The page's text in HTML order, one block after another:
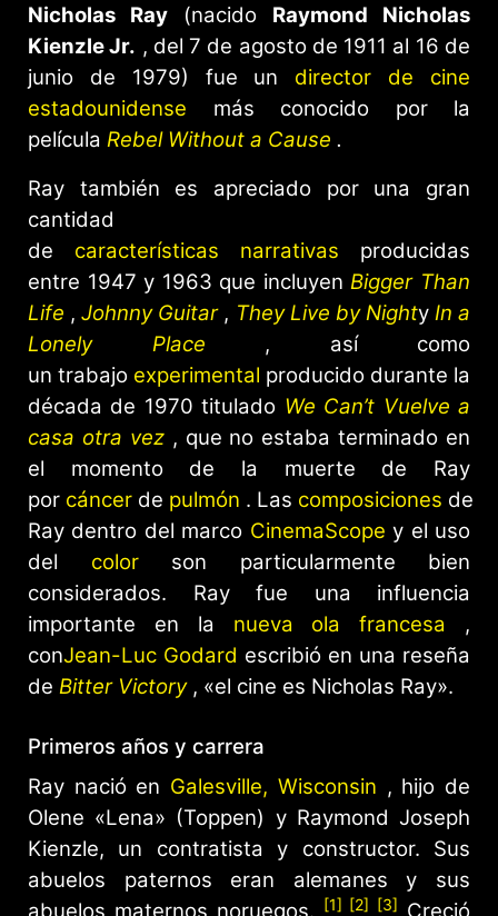
Nicholas Ray (nacido Raymond Nicholas
Kienzle Jr. , del 7 de agosto de 1911 al 16 de
junio de 1979) fue un director de cine
estadounidense más conocido por la
película Rebel Without a Cause .
Ray también es apreciado por una gran
cantidad
de características narrativas producidas
entre 1947 y 1963 que incluyenBigger Than
Life ,Johnny Guitar, They Live by Nighty In a
Lonely Place , así como
un trabajo experimental producido durante la
década de 1970 titulado We Can’t Vuelve a
casa otra vez, que no estaba terminado en
el momento de la muerte de Ray
por cáncer de pulmón . Las composiciones de
Ray dentro del marco CinemaScope y el uso
del colorson particularmente bien
considerados. Ray fue una influencia
importante en la nueva ola francesa ,
conJean-Luc Godard escribió en una reseña
de Bitter Victory, «el cine es Nicholas Ray».
Primeros años y carrera
Ray nació en Galesville, Wisconsin , hijo de
Olene «Lena» (Toppen) y Raymond Joseph
Kienzle, un contratista y constructor. Sus
abuelos paternos eran alemanes y sus
[1] [2] [3]